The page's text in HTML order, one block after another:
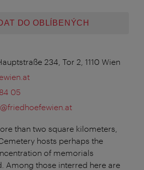
DO OBLÍBENÝCH
234, Tor 2, 1110 Wien
05
than two square kilometers,
hosts perhaps the
of memorials
Among those interred here are